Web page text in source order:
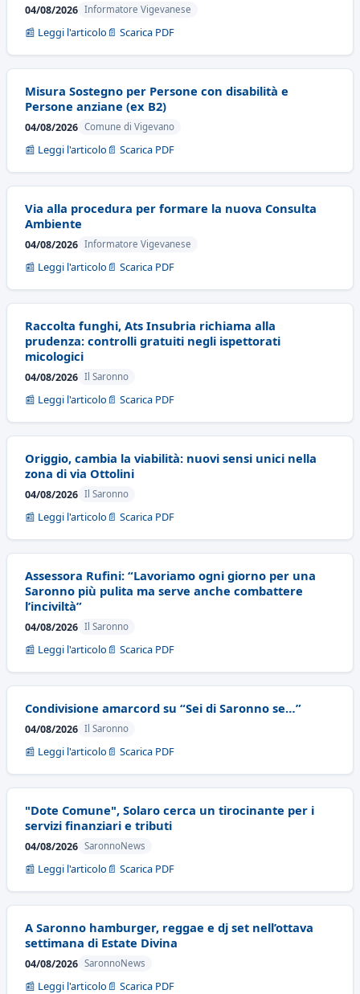
04/08/2026 Informatore Vigevanese
📰 Leggi l'articolo 📄 Scarica PDF
Misura Sostegno per Persone con disabilità e
Persone anziane (ex B2)
04/08/2026 Comune di Vigevano
📰 Leggi l'articolo 📄 Scarica PDF
Via alla procedura per formare la nuova Consulta
Ambiente
04/08/2026 Informatore Vigevanese
📰 Leggi l'articolo 📄 Scarica PDF
Raccolta funghi, Ats Insubria richiama alla
prudenza: controlli gratuiti negli ispettorati
micologici
04/08/2026 Il Saronno
📰 Leggi l'articolo 📄 Scarica PDF
Origgio, cambia la viabilità: nuovi sensi unici nella
zona di via Ottolini
04/08/2026 Il Saronno
📰 Leggi l'articolo 📄 Scarica PDF
Assessora Rufini: “Lavoriamo ogni giorno per una
Saronno più pulita ma serve anche combattere
l’inciviltà”
04/08/2026 Il Saronno
📰 Leggi l'articolo 📄 Scarica PDF
Condivisione amarcord su “Sei di Saronno se…”
04/08/2026 Il Saronno
📰 Leggi l'articolo 📄 Scarica PDF
"Dote Comune", Solaro cerca un tirocinante per i
servizi finanziari e tributi
04/08/2026 SaronnoNews
📰 Leggi l'articolo 📄 Scarica PDF
A Saronno hamburger, reggae e dj set nell’ottava
settimana di Estate Divina
04/08/2026 SaronnoNews
📰 Leggi l'articolo 📄 Scarica PDF